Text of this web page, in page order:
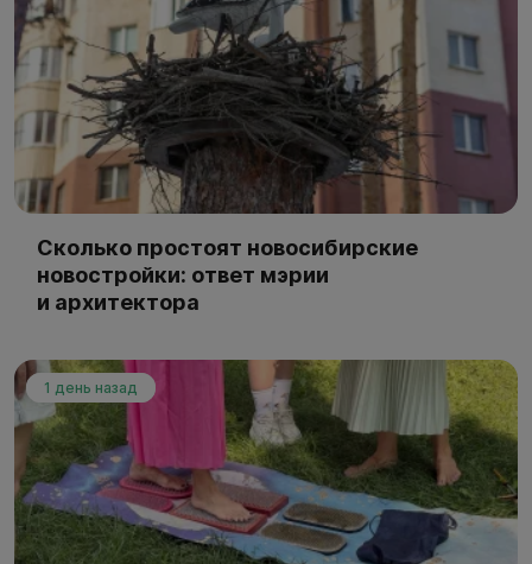
Сколько простоят новосибирские
новостройки: ответ мэрии
и архитектора
1 день назад